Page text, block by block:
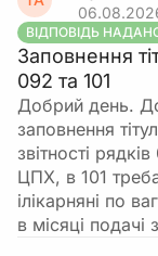
ВІДПОВІДЬ
Заповнення
092 та 101
Добрий день.
заповнення
звітності
ЦПХ, в 101
ілікарняні по
в місяці